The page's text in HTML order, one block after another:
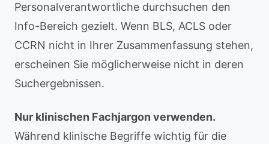
Personalverantwortliche durchsuchen den
Info-Bereich gezielt. Wenn BLS, ACLS oder
CCRN nicht in Ihrer Zusammenfassung stehen,
erscheinen Sie möglicherweise nicht in deren
Suchergebnissen.
Nur klinischen Fachjargon verwenden.
Während klinische Begriffe wichtig für die